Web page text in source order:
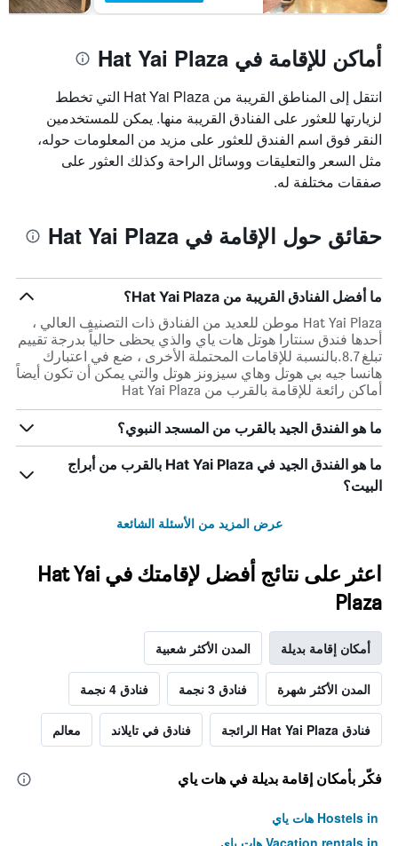
أماكن للإقامة في Hat Yai Plaza
انتقل إلى المناطق القريبة من Hat Yai Plaza التي تخطط
لزيارتها للعثور على الفنادق القريبة منها. يمكن للمستخدمين
النقر فوق اسم الفندق للعثور على مزيد من المعلومات حوله،
مثل السعر والتعليقات ووسائل الراحة وكذلك العثور على
صفقات مختلفة له.
حقائق حول الإقامة في Hat Yai Plaza
ما أفضل الفنادق القريبة من Hat Yai Plaza؟
Hat Yai Plaza موطن للعديد من الفنادق ذات التصنيف العالي ،
أحدها فندق سنتارا هوتل هات ياي والذي يحظى حالياً بدرجة تقييم
تبلغ 8.7.بالنسبة للإقامات المحتملة الأخرى ، ضع في اعتبارك
هانسا جيه بي هوتل وهاي سيزونز هوتل والتي يمكن أن تكون أيضاً
أماكن رائعة للإقامة بالقرب من Hat Yai Plaza
ما هو الفندق الجيد بالقرب من المسجد النبوي؟
ما هو الفندق الجيد في Hat Yai Plaza بالقرب من أبراج
البيت؟
عرض المزيد من الأسئلة الشائعة
اعثر على نتائج أفضل لإقامتك في Hat Yai
Plaza
أمكان إقامة بديلة المدن الأكثر شعبية
المدن الأكثر شهرة فنادق 3 نجمة فنادق 4 نجمة
فنادق Hat Yai Plaza الرائجة فنادق في تايلاند معالم
فكّر بأمكان إقامة بديلة في هات ياي
Hostels in هات ياي